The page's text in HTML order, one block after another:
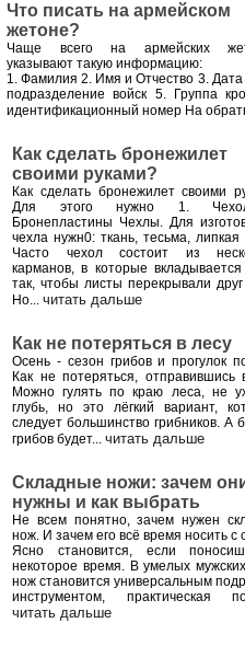
Что писать на армейском
жетоне?
Чаще всего на армейских
указывают такую информацию:
1. Фамилия 2. Имя и Отчество 3.
подразделение войск 5. Группа
идентификационный номер На
Как сделать бронежилет
своими руками?
Как сделать бронежилет своими
Для этого нужно 1.
Бронепластины Чехлы. Для
чехла нужн0: ткань, тесьма, липкая
Часто чехол состоит из
карманов, в которые
так, чтобы листы перекрывали друг
Но... читать дальше
Как не потеряться в лесу
Осень - сезон грибов и прогулок
Как не потеряться, отправившись
Можно гулять по краю леса, не
глубь, но это лёгкий вариант,
следует большинство грибников. А
грибов будет... читать дальше
Складные ножи: зачем
нужны и как выбрать
Не всем понятно, зачем нужен
нож. И зачем его всё время носить с
Ясно становится, если
некоторое время. В умелых
нож становится универсальным
инструментом, практическая
читать дальше